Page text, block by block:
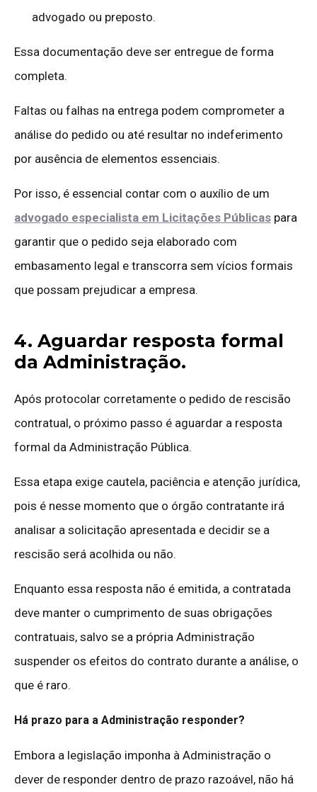
advogado ou preposto.
Essa documentação deve ser entregue de forma
completa.
Faltas ou falhas na entrega podem comprometer a
análise do pedido ou até resultar no indeferimento
por ausência de elementos essenciais.
Por isso, é essencial contar com o auxílio de um
advogado especialista em Licitações Públicas para
garantir que o pedido seja elaborado com
embasamento legal e transcorra sem vícios formais
que possam prejudicar a empresa.
4. Aguardar resposta formal
da Administração.
Após protocolar corretamente o pedido de rescisão
contratual, o próximo passo é aguardar a resposta
formal da Administração Pública.
Essa etapa exige cautela, paciência e atenção jurídica,
pois é nesse momento que o órgão contratante irá
analisar a solicitação apresentada e decidir se a
rescisão será acolhida ou não.
Enquanto essa resposta não é emitida, a contratada
deve manter o cumprimento de suas obrigações
contratuais, salvo se a própria Administração
suspender os efeitos do contrato durante a análise, o
que é raro.
Há prazo para a Administração responder?
Embora a legislação imponha à Administração o
dever de responder dentro de prazo razoável, não há